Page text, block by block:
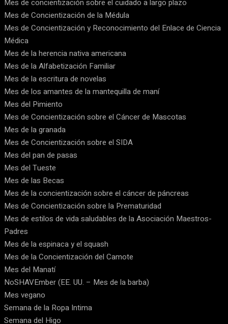
Mes de concientización sobre el cuidado a largo plazo
Mes de Concientización de la Médula
Mes de Concientización y Reconocimiento del Enlace de Ciencia
Médica
Mes de la herencia nativa americana
Mes de la Alfabetización Familiar
Mes de la escritura de novelas
Mes de los amantes de la mantequilla de maní
Mes del Pimiento
Mes de Concientización sobre el Cáncer de Mascotas
Mes de la granada
Mes de Concientización sobre el SIDA
Mes del pan de pasas
Mes del Tueste
Mes de las Becas
Mes de la concientización sobre el cáncer de páncreas
Mes de Concientización sobre la Prematuridad
Mes de estilos de vida saludables de la Asociación Maestros-
Padres
Mes de la espinaca y el squash
Mes de la Concientización del Camote
Mes del Manatí
NoSHAVEmber (EE. UU. – Mes de la barba)
Mes vegano
Semana de la Ropa Intima
Semana del Higo